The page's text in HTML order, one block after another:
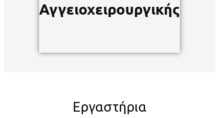
Αγγειοχειρουργικής
Εργαστήρια